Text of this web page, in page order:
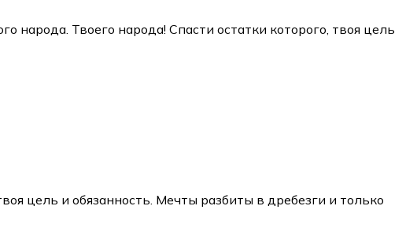
народа. Твоего народа! Спасти остатки которого, твоя цель
цель и обязанность. Мечты разбиты в дребезги и только